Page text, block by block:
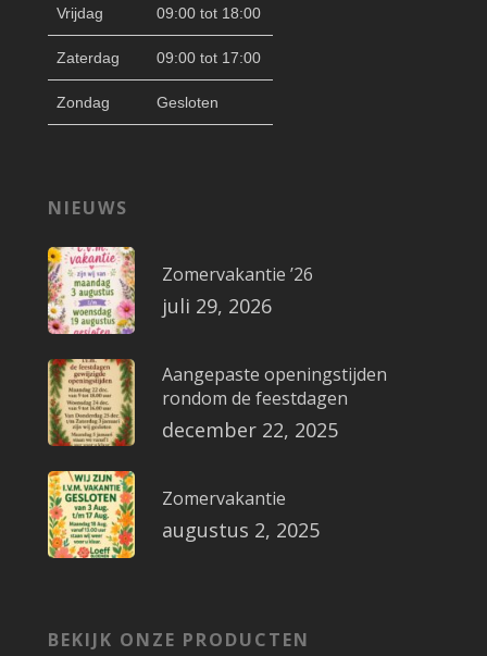
Vrijdag 09:00 tot 18:00
Zaterdag 09:00 tot 17:00
Zondag Gesloten
NIEUWS
Zomervakantie ’26
juli 29, 2026
Aangepaste openingstijden
rondom de feestdagen
december 22, 2025
Zomervakantie
augustus 2, 2025
BEKIJK ONZE PRODUCTEN